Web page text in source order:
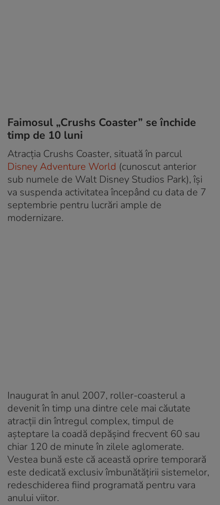
Faimosul „Crushs Coaster” se închide
timp de 10 luni
Atracția Crushs Coaster, situată în parcul
Disney Adventure World (cunoscut anterior
sub numele de Walt Disney Studios Park), își
va suspenda activitatea începând cu data de 7
septembrie pentru lucrări ample de
modernizare.
Inaugurat în anul 2007, roller-coasterul a
devenit în timp una dintre cele mai căutate
atracții din întregul complex, timpul de
așteptare la coadă depășind frecvent 60 sau
chiar 120 de minute în zilele aglomerate.
Vestea bună este că această oprire temporară
este dedicată exclusiv îmbunătățirii sistemelor,
redeschiderea fiind programată pentru vara
anului viitor.